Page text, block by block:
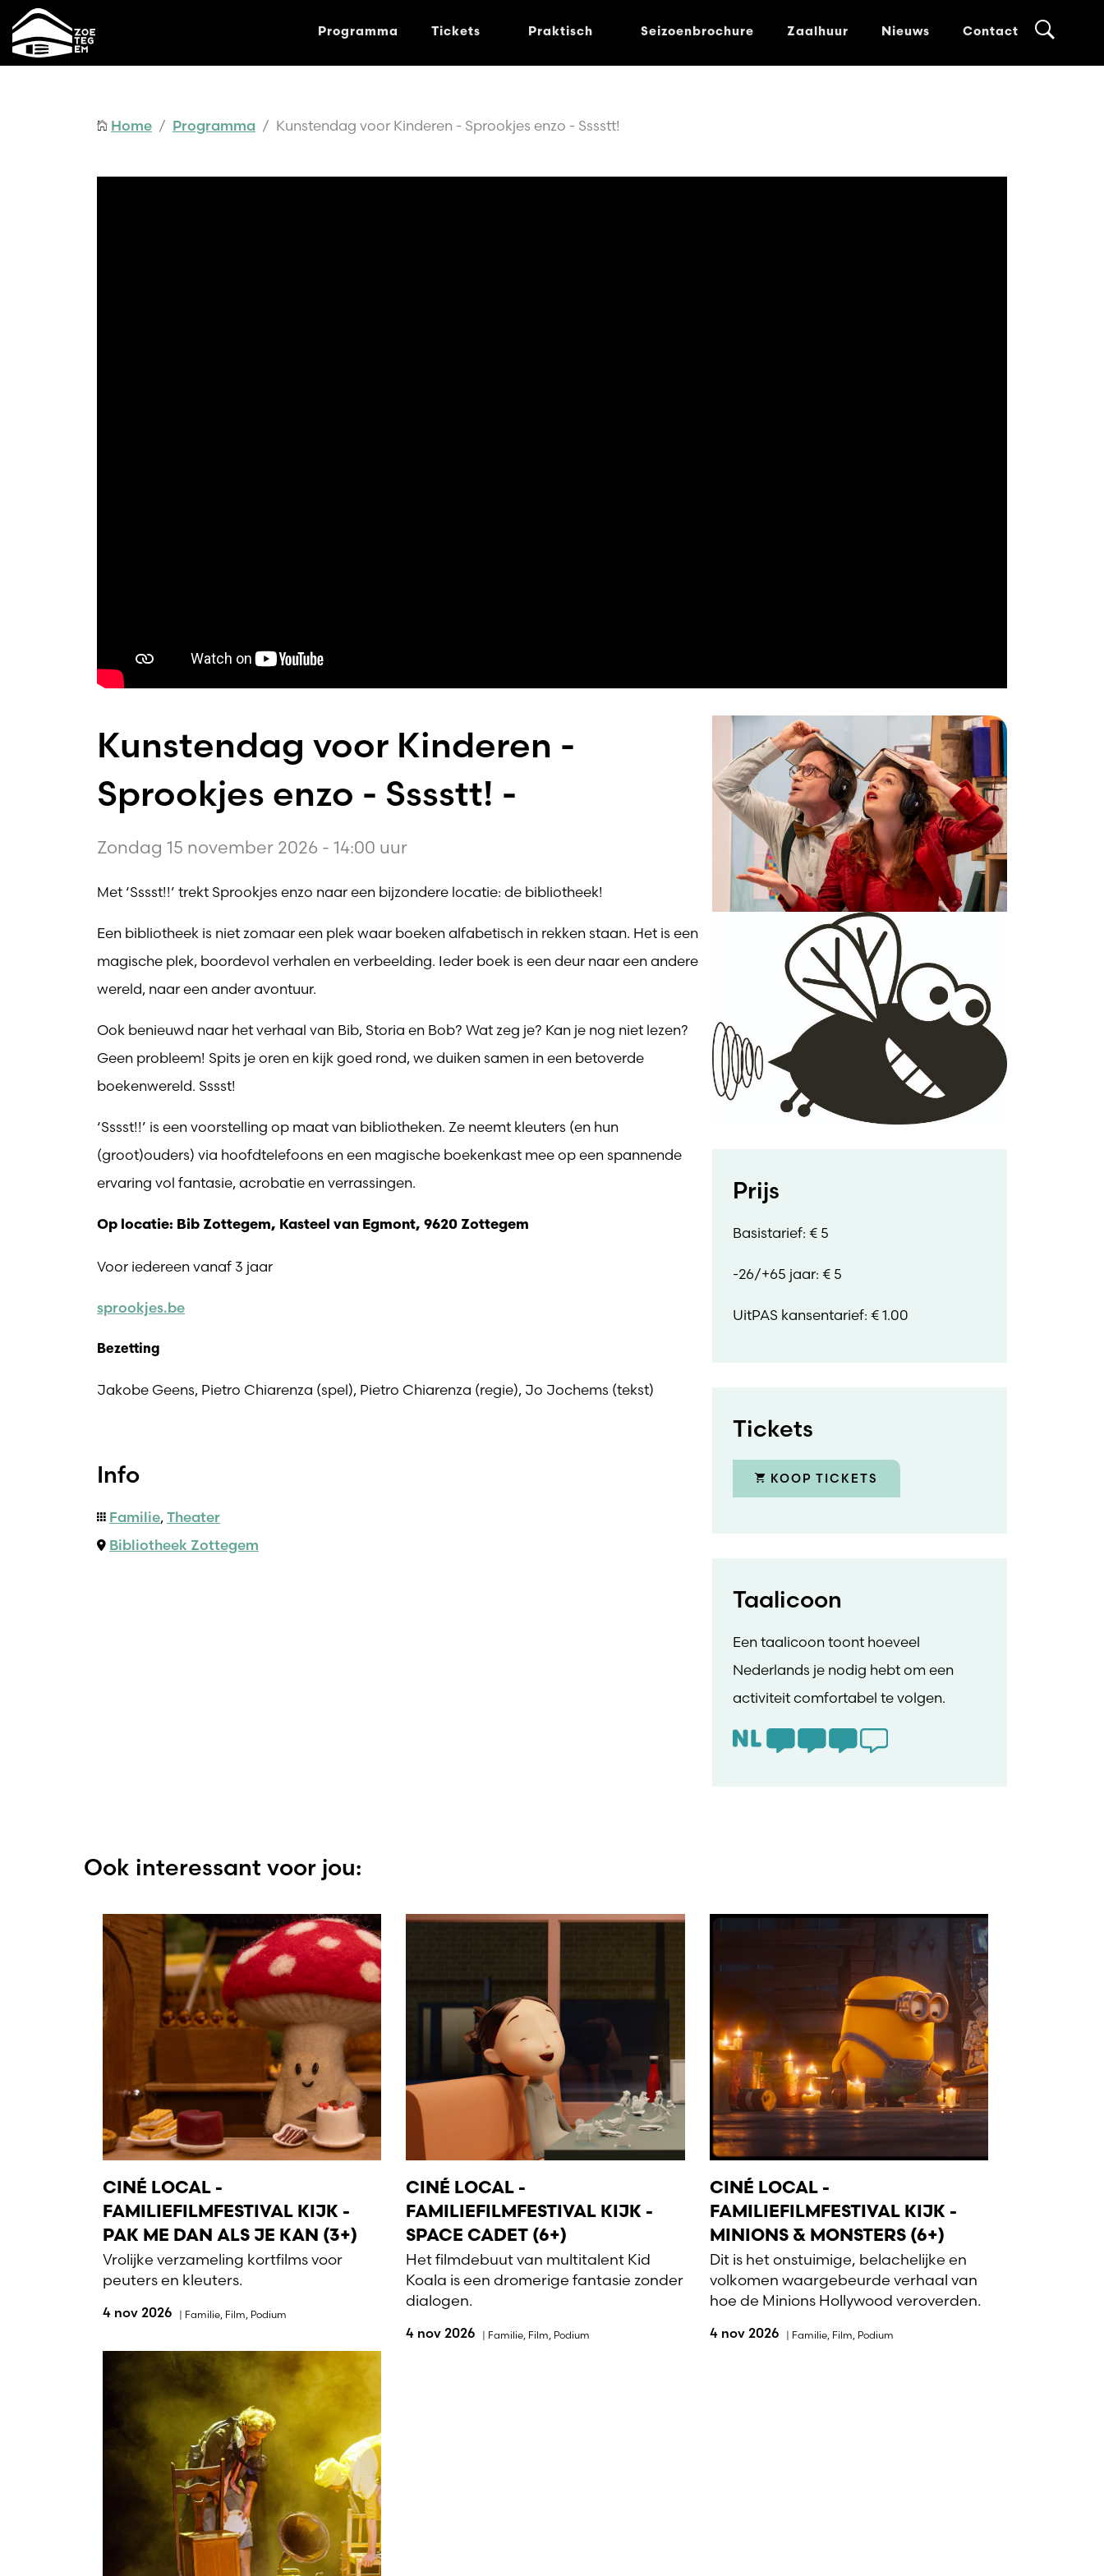
Programma Tickets Praktisch Seizoenbrochure Zaalhuur Nieuws Contact
Home / Programma / Kunstendag voor Kinderen - Sprookjes enzo - Sssstt!
Kunstendag voor Kinderen -
Sprookjes enzo - Sssstt! -
Zondag 15 november 2026 - 14:00 uur
Met ‘Sssst!!’ trekt Sprookjes enzo naar een bijzondere locatie: de bibliotheek!
Een bibliotheek is niet zomaar een plek waar boeken alfabetisch in rekken staan. Het is een
magische plek, boordevol verhalen en verbeelding. Ieder boek is een deur naar een andere
wereld, naar een ander avontuur.
Ook benieuwd naar het verhaal van Bib, Storia en Bob? Wat zeg je? Kan je nog niet lezen?
Geen probleem! Spits je oren en kijk goed rond, we duiken samen in een betoverde
boekenwereld. Sssst!
‘Sssst!!’ is een voorstelling op maat van bibliotheken. Ze neemt kleuters (en hun
(groot)ouders) via hoofdtelefoons en een magische boekenkast mee op een spannende
ervaring vol fantasie, acrobatie en verrassingen.
Op locatie: Bib Zottegem, Kasteel van Egmont, 9620 Zottegem
Voor iedereen vanaf 3 jaar
sprookjes.be
Bezetting
Jakobe Geens, Pietro Chiarenza (spel), Pietro Chiarenza (regie), Jo Jochems (tekst)
Info
Familie,Theater
Bibliotheek Zottegem
Prijs
Basistarief: € 5
-26/+65 jaar: € 5
UitPAS kansentarief: € 1.00
Tickets
KOOP TICKETS
Taalicoon
Een taalicoon toont hoeveel
Nederlands je nodig hebt om een
activiteit comfortabel te volgen.
Ook interessant voor jou:
CINÉ LOCAL -
FAMILIEFILMFESTIVAL KIJK -
PAK ME DAN ALS JE KAN (3+)
Vrolijke verzameling kortfilms voor
peuters en kleuters.
4 nov 2026 | Familie Film Podium
CINÉ LOCAL -
FAMILIEFILMFESTIVAL KIJK -
SPACE CADET (6+)
Het filmdebuut van multitalent Kid
Koala is een dromerige fantasie zonder
dialogen.
4 nov 2026 | Familie Film Podium
CINÉ LOCAL -
FAMILIEFILMFESTIVAL KIJK -
MINIONS & MONSTERS (6+)
Dit is het onstuimige, belachelijke en
volkomen waargebeurde verhaal van
hoe de Minions Hollywood veroverden.
4 nov 2026 | Familie, Film Podium